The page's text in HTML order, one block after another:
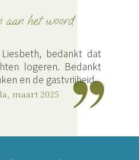
aan het woord
bedankt dat
logeren. Bedankt
en de gastvrijheid.
maart 2025